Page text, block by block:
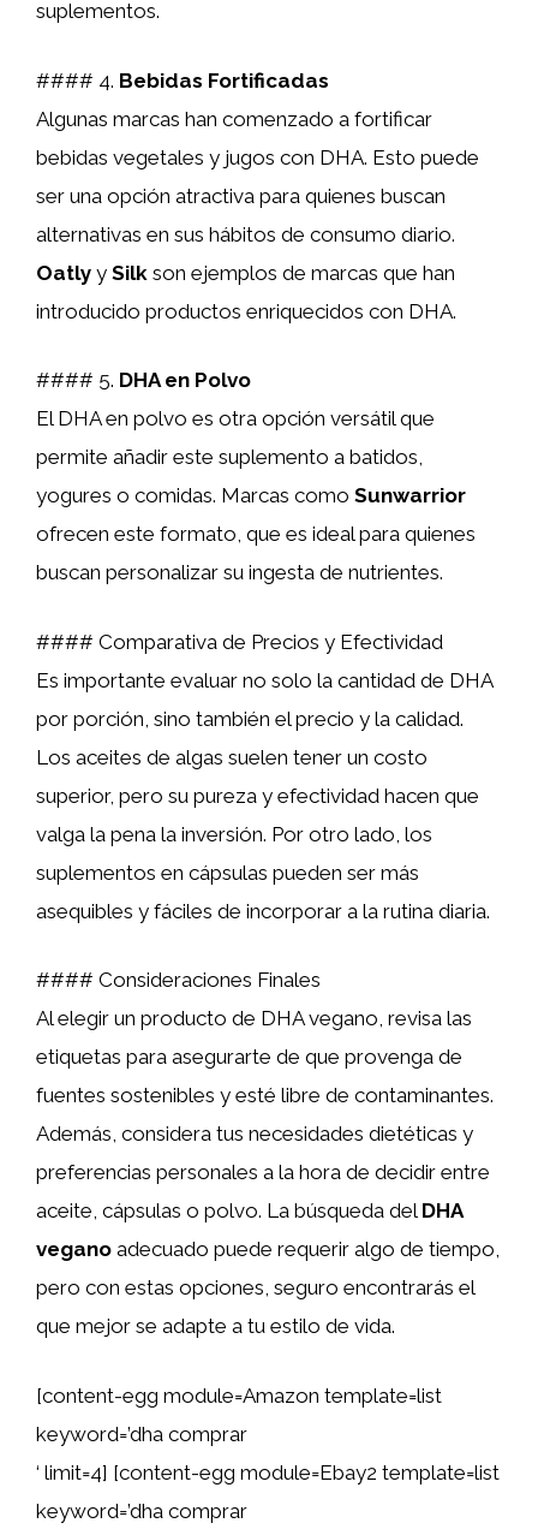
suplementos.
#### 4. Bebidas Fortificadas
Algunas marcas han comenzado a fortificar
bebidas vegetales y jugos con DHA. Esto puede
ser una opción atractiva para quienes buscan
alternativas en sus hábitos de consumo diario.
Oatly y Silk son ejemplos de marcas que han
introducido productos enriquecidos con DHA.
#### 5. DHA en Polvo
El DHA en polvo es otra opción versátil que
permite añadir este suplemento a batidos,
yogures o comidas. Marcas como Sunwarrior
ofrecen este formato, que es ideal para quienes
buscan personalizar su ingesta de nutrientes.
#### Comparativa de Precios y Efectividad
Es importante evaluar no solo la cantidad de DHA
por porción, sino también el precio y la calidad.
Los aceites de algas suelen tener un costo
superior, pero su pureza y efectividad hacen que
valga la pena la inversión. Por otro lado, los
suplementos en cápsulas pueden ser más
asequibles y fáciles de incorporar a la rutina diaria.
#### Consideraciones Finales
Al elegir un producto de DHA vegano, revisa las
etiquetas para asegurarte de que provenga de
fuentes sostenibles y esté libre de contaminantes.
Además, considera tus necesidades dietéticas y
preferencias personales a la hora de decidir entre
aceite, cápsulas o polvo. La búsqueda del DHA
vegano adecuado puede requerir algo de tiempo,
pero con estas opciones, seguro encontrarás el
que mejor se adapte a tu estilo de vida.
[content-egg module=Amazon template=list
keyword=’dha comprar
‘ limit=4] [content-egg module=Ebay2 template=list
keyword=’dha comprar